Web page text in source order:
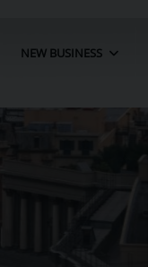
NEW BUSINESS